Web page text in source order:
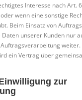
Inter­es­se nach Art.
wenn eine sons­ti­ge
Beim Ein­satz von
unse­rer Kun­den nur
ein Ver­trag über
zur